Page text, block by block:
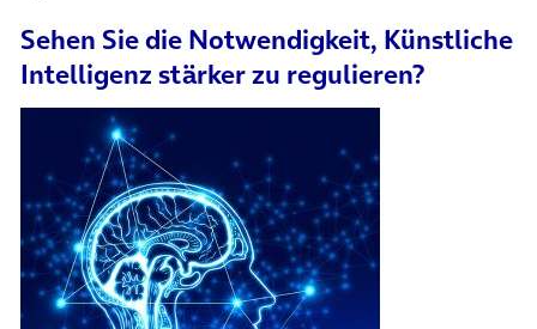
Sehen Sie die Notwendigkeit, Künstliche
Intelligenz stärker zu regulieren?